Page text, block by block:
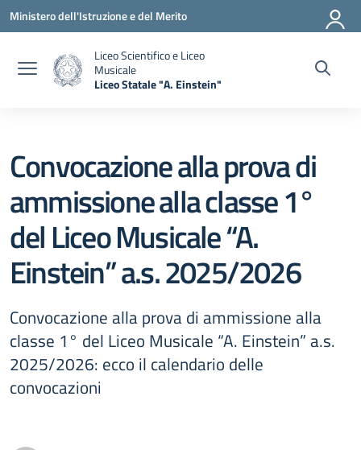
Vai ai contenuti
Vai al menu di navigazione
Vai al footer
Ministero dell'Istruzione e del Merito
Liceo Scientifico e Liceo
Musicale
Liceo Statale "A. Einstein"
Convocazione alla prova di
ammissione alla classe 1°
del Liceo Musicale “A.
Einstein” a.s. 2025/2026
Convocazione alla prova di ammissione alla
classe 1° del Liceo Musicale “A. Einstein” a.s.
2025/2026: ecco il calendario delle
convocazioni